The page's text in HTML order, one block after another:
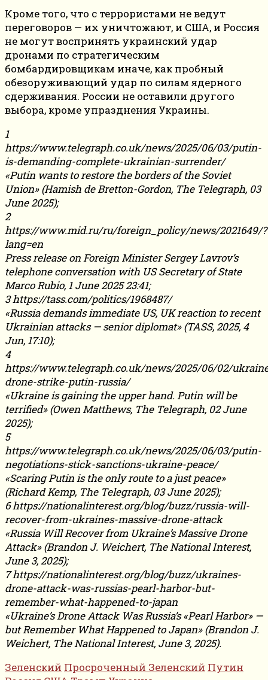
Кроме того, что с террористами не ведут
переговоров — их уничтожают, и США, и Россия
не могут воспринять украинский удар
дронами по стратегическим
бомбардировщикам иначе, как пробный
обезоруживающий удар по силам ядерного
сдерживания. России не оставили другого
выбора, кроме упразднения Украины.
1
https://www.telegraph.co.uk/news/2025/06/03/putin-
is-demanding-complete-ukrainian-surrender/
«Putin wants to restore the borders of the Soviet
Union» (Hamish de Bretton-Gordon, The Telegraph, 03
June 2025);
2
https://www.mid.ru/ru/foreign_policy/news/2021649/?
lang=en
Press release on Foreign Minister Sergey Lavrov’s
telephone conversation with US Secretary of State
Marco Rubio, 1 June 2025 23:41;
3 https://tass.com/politics/1968487/
«Russia demands immediate US, UK reaction to recent
Ukrainian attacks — senior diplomat» (TASS, 2025, 4
Jun, 17:10);
4
https://www.telegraph.co.uk/news/2025/06/02/
drone-strike-putin-russia/
«Ukraine is gaining the upper hand. Putin will be
terrified» (Owen Matthews, The Telegraph, 02 June
2025);
5
https://www.telegraph.co.uk/news/2025/06/03/putin-
negotiations-stick-sanctions-ukraine-peace/
«Scaring Putin is the only route to a just peace»
(Richard Kemp, The Telegraph, 03 June 2025);
6 https://nationalinterest.org/blog/buzz/russia-will-
recover-from-ukraines-massive-drone-attack
«Russia Will Recover from Ukraine’s Massive Drone
Attack» (Brandon J. Weichert, The National Interest,
June 3, 2025);
7 https://nationalinterest.org/blog/buzz/ukraines-
drone-attack-was-russias-pearl-harbor-but-
remember-what-happened-to-japan
«Ukraine’s Drone Attack Was Russia’s «Pearl Harbor» —
but Remember What Happened to Japan» (Brandon J.
Weichert, The National Interest, June 3, 2025).
Зеленский Просроченный Зеленский Путин